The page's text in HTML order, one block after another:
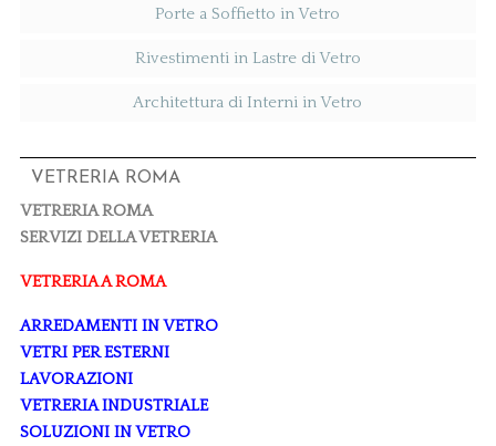
Porte a Soffietto in Vetro
Rivestimenti in Lastre di Vetro
Architettura di Interni in Vetro
VETRERIA ROMA
VETRERIA ROMA
SERVIZI DELLA VETRERIA
VETRERIA A ROMA
ARREDAMENTI IN VETRO
VETRI PER ESTERNI
LAVORAZIONI
VETRERIA INDUSTRIALE
SOLUZIONI IN VETRO